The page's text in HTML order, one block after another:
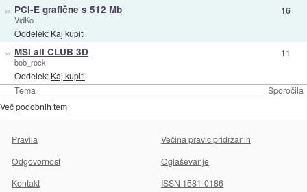
Tema Sporočila
» PCI-E grafične s 512 Mb
VidKo
Oddelek: Kaj kupiti
16
» MSI ali CLUB 3D
bob_rock
Oddelek: Kaj kupiti
11
Več podobnih tem
Pravila
Večina pravic pridržanih
Odgovornost
Oglaševanje
Kontakt
ISSN 1581-0186